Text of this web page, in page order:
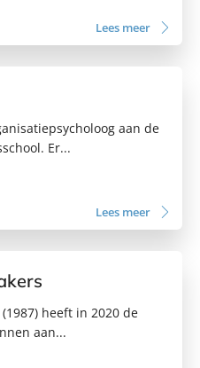
Lees meer
aan de
Er...
Lees meer
heeft in 2020 de
aan...